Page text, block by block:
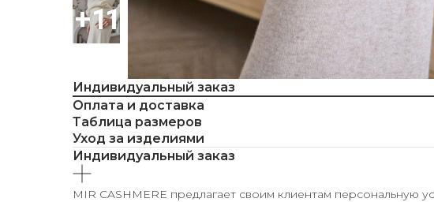
Индивидуальный заказ
Оплата и доставка
Таблица размеров
Уход за изделиями
Индивидуальный заказ
MIR CASHMERE предлагает своим клиентам персональную